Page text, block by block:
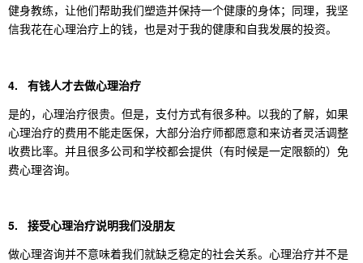
健身教练，让他们帮助我们塑造并保持一个健康的身体；同理，我坚
信我花在心理治疗上的钱，也是对于我的健康和自我发展的投资。
4. 有钱人才去做心理治疗
是的，心理治疗很贵。但是，支付方式有很多种。以我的了解，如果
心理治疗的费用不能走医保，大部分治疗师都愿意和来访者灵活调整
收费比率。并且很多公司和学校都会提供（有时候是一定限额的）免
费心理咨询。
5. 接受心理治疗说明我们没朋友
做心理咨询并不意味着我们就缺乏稳定的社会关系。心理治疗并不是